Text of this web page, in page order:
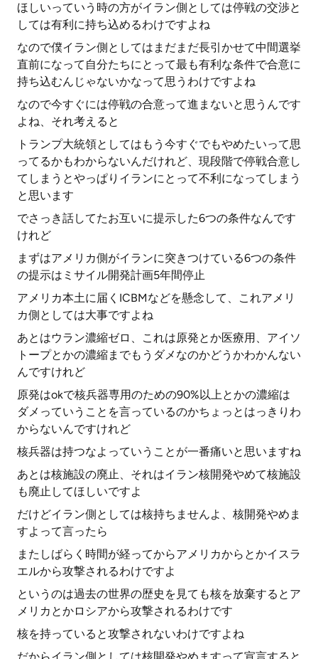
ほしいっていう時の方がイラン側としては停戦の交渉と
しては有利に持ち込めるわけですよね
なので僕イラン側としてはまだまだ長引かせて中間選挙
直前になって自分たちにとって最も有利な条件で合意に
持ち込むんじゃないかなって思うわけですよね
なので今すぐには停戦の合意って進まないと思うんです
よね、それ考えると
トランプ大統領としてはもう今すぐでもやめたいって思
ってるかもわからないんだけれど、現段階で停戦合意し
てしまうとやっぱりイランにとって不利になってしまう
と思います
でさっき話してたお互いに提示した6つの条件なんです
けれど
まずはアメリカ側がイランに突きつけている6つの条件
の提示はミサイル開発計画5年間停止
アメリカ本土に届くICBMなどを懸念して、これアメリ
カ側としては大事ですよね
あとはウラン濃縮ゼロ、これは原発とか医療用、アイソ
トープとかの濃縮までもうダメなのかどうかわかんない
んですけれど
原発はokで核兵器専用のための90%以上とかの濃縮は
ダメっていうことを言っているのかちょっとはっきりわ
からないんですけれど
核兵器は持つなよっていうことが一番痛いと思いますね
あとは核施設の廃止、それはイラン核開発やめて核施設
も廃止してほしいですよ
だけどイラン側としては核持ちませんよ、核開発やめま
すよって言ったら
またしばらく時間が経ってからアメリカからとかイスラ
エルから攻撃されるわけですよ
というのは過去の世界の歴史を見ても核を放棄するとア
メリカとかロシアから攻撃されるわけです
核を持っていると攻撃されないわけですよね